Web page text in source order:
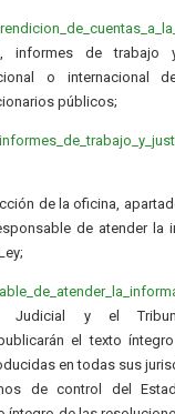
informes de trabajo
o internacional
públicos;
de la oficina,
de atender la
y el
el texto
en todas sus
de control del